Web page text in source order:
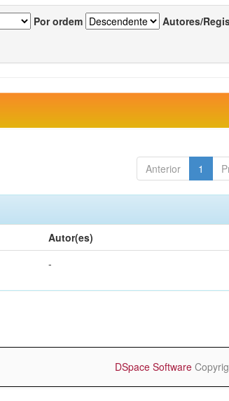
Por ordem Autores/
Anterior 1
Autor(es)
-
DSpace Software